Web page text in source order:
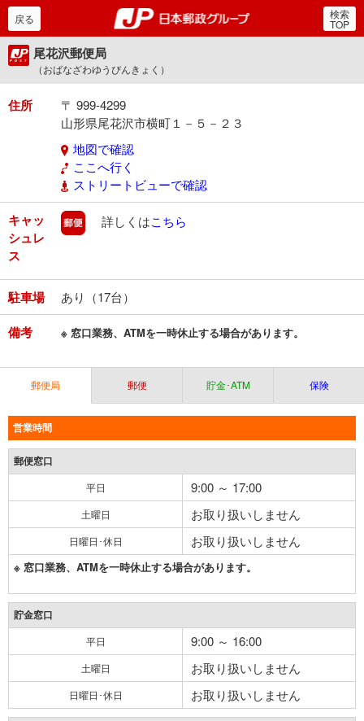
郵便局・日本郵政グルー
戻る 検索
TOP
尾花沢郵便局
（おばなざわゆうびんきょく）
住所
〒 999-4299
山形県尾花沢市横町１－５－２３
地図で確認
ここへ行く
ストリートビューで確認
キャッ
シュレ
ス
郵便
詳しくはこちら
駐車場 あり（17台）
備考 ※ 窓口業務、ATMを一時休止する場合があります。
郵便局 郵便 貯金･ATM 保険
営業時間
郵便窓口
平日 9:00 ～ 17:00
土曜日 お取り扱いしません
日曜日･休日 お取り扱いしません
※ 窓口業務、ATMを一時休止する場合があります。
貯金窓口
平日 9:00 ～ 16:00
土曜日 お取り扱いしません
日曜日･休日 お取り扱いしません